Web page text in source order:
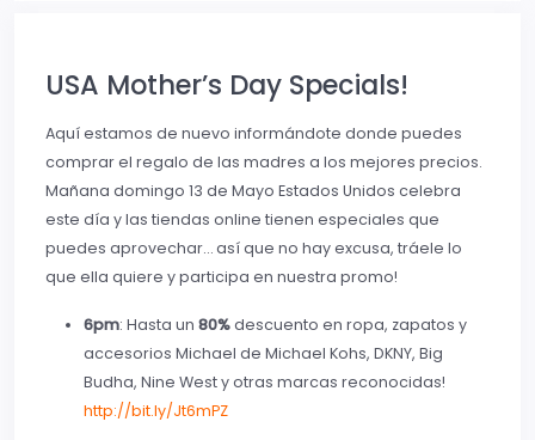
USA Mother’s Day Specials!
Aquí estamos de nuevo informándote donde puedes
comprar el regalo de las madres a los mejores precios.
Mañana domingo 13 de Mayo Estados Unidos celebra
este día y las tiendas online tienen especiales que
puedes aprovechar… así que no hay excusa, tráele lo
que ella quiere y participa en nuestra promo!
6pm: Hasta un 80%descuento en ropa, zapatos y
accesorios Michael de Michael Kohs, DKNY, Big
Budha, Nine West y otras marcas reconocidas!
http://bit.ly/Jt6mPZ